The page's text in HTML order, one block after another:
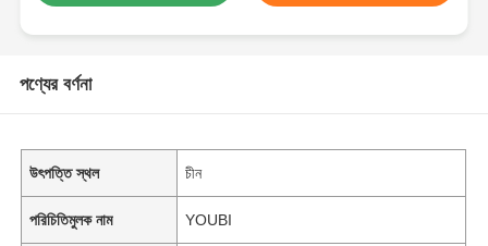
পণ্যের বর্ণনা
উৎপত্তি স্থল চীন
পরিচিতিমুলক নাম YOUBI